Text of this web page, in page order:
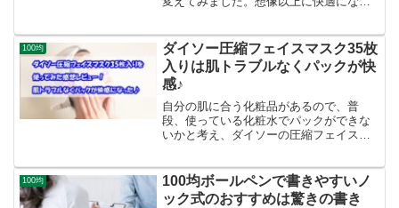
うれしいです。
100均
ダイソー圧縮フェイスマスク35枚
入りは肌トラブルなくパックが快
感♪
自分の肌に合う化粧品があるので、普
段、使っている化粧水でパックができな
いかと考え、ダイソーの圧縮フェイスマ
ご紹介します。私の口コミが、あなたの
お役に立てれば、うれしいです。
100均
100均ボールペンで書きやすいノ
ック式のおすすめは驚きの書き